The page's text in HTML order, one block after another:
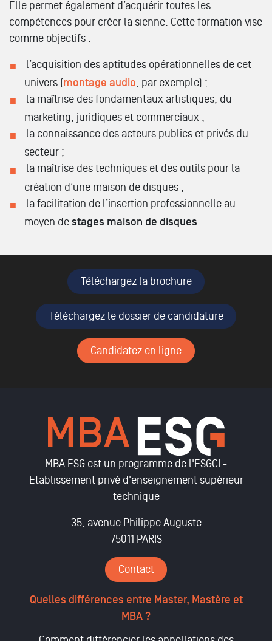
Elle permet également d’acquérir toutes les
compétences pour créer la sienne. Cette formation vise
comme objectifs :
l’acquisition des aptitudes opérationnelles de cet
univers (montage audio , par exemple) ;
la maîtrise des fondamentaux artistiques, du
marketing, juridiques et commerciaux ;
la connaissance des acteurs publics et privés du
secteur ;
la maîtrise des techniques et des outils pour la
création d’une maison de disques ;
la facilitation de l’insertion professionnelle au
moyen de stages maison de disques
Téléchargez la brochure
Téléchargez le dossier de candidature
Candidatez en ligne
MBA ESG est un programme de l'ESGCI -
Etablissement privé d'enseignement supérieur
technique
35, avenue Philippe Auguste
75011 PARIS
Contact
Quelles différences entre Master, Mastère et
MBA ?